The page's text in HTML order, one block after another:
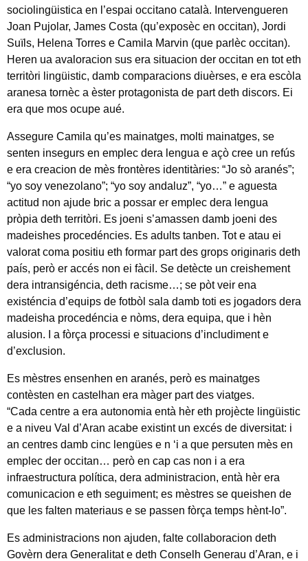
sociolingüistica en l’espai occitano català. Intervengueren
Joan Pujolar, James Costa (qu’exposèc en occitan), Jordi
Suïls, Helena Torres e Camila Marvin (que parlèc occitan).
Heren ua avaloracion sus era situacion der occitan en tot eth
territòri lingüistic, damb comparacions diuèrses, e era escòla
aranesa tornèc a èster protagonista de part deth discors. Ei
era que mos ocupe aué.
Assegure Camila qu’es mainatges, molti mainatges, se
senten insegurs en emplec dera lengua e açò cree un refús
e era creacion de mès frontères identitàries: “Jo sò aranés”;
“yo soy venezolano”; “yo soy andaluz”, “yo…” e aguesta
actitud non ajude bric a possar er emplec dera lengua
pròpia deth territòri. Es joeni s’amassen damb joeni des
madeishes procedéncies. Es adults tanben. Tot e atau ei
valorat coma positiu eth formar part des grops originaris deth
país, però er accés non ei fàcil. Se detècte un creishement
dera intransigéncia, deth racisme…; se pòt veir ena
existéncia d’equips de fotbòl sala damb toti es jogadors dera
madeisha procedéncia e nòms, dera equipa, que i hèn
alusion. I a fòrça processi e situacions d’includiment e
d’exclusion.
Es mèstres ensenhen en aranés, però es mainatges
contèsten en castelhan era màger part des viatges.
“Cada centre a era autonomia entà hèr eth projècte lingüistic
e a niveu Val d’Aran acabe existint un excés de diversitat: i
an centres damb cinc lengües e n ‘i a que persuten mès en
emplec der occitan… però en cap cas non i a era
infraestructura política, dera administracion, entà hèr era
comunicacion e eth seguiment; es mèstres se queishen de
que les falten materiaus e se passen fòrça temps hènt-lo”.
Es administracions non ajuden, falte collaboracion deth
Govèrn dera Generalitat e deth Conselh Generau d’Aran, e i